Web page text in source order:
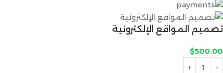
تصميم المواقع الإلكترونية
$500.00